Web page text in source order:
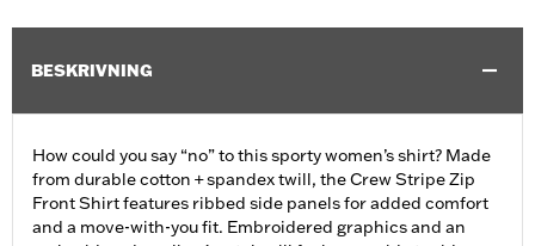
BESKRIVNING
How could you say “no” to this sporty women’s shirt? Made
from durable cotton + spandex twill, the Crew Stripe Zip
Front Shirt features ribbed side panels for added comfort
and a move-with-you fit. Embroidered graphics and an